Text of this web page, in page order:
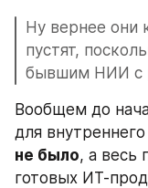
Ну вернее они
пустят,
бывшим НИИ с
Вообщем до
для
не было, а весь
готовых ИТ-